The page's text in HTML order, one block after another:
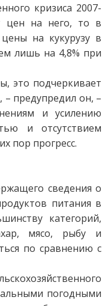
кризиса 2007-
цен на него, то в
на кукурузу в
лишь на 4,8% при
это подчеркивает
предупредил он, –
и усилению
и отсутствием
пор прогресс.
сведения о
питания в
категорий,
мясо, рыбу и
по сравнению с
погодными